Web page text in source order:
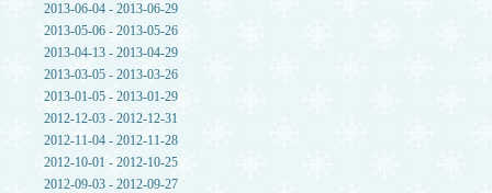
2013-06-04 - 2013-06-29
2013-05-06 - 2013-05-26
2013-04-13 - 2013-04-29
2013-03-05 - 2013-03-26
2013-01-05 - 2013-01-29
2012-12-03 - 2012-12-31
2012-11-04 - 2012-11-28
2012-10-01 - 2012-10-25
2012-09-03 - 2012-09-27